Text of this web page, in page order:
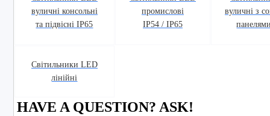
вуличні консольні
та підвісні IP65
промислові
IP54 / IP65
вуличні з
Світильники LED
лінійні
HAVE A QUESTION? ASK!